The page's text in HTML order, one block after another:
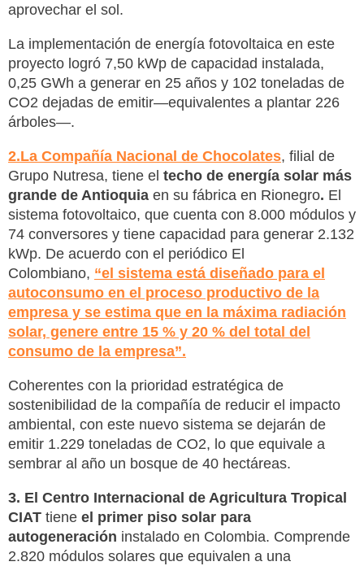
aprovechar el sol.
La implementación de energía fotovoltaica en este
proyecto logró 7,50 kWp de capacidad instalada,
0,25 GWh a generar en 25 años y 102 toneladas de
CO2 dejadas de emitir—equivalentes a plantar 226
árboles—.
2.La Compañía Nacional de Chocolates, filial de
Grupo Nutresa, tiene el techo de energía solar más
grande de Antioquia en su fábrica en Rionegro. El
sistema fotovoltaico, que cuenta con 8.000 módulos y
74 conversores y tiene capacidad para generar 2.132
kWp. De acuerdo con el periódico El
Colombiano, “el sistema está diseñado para el
autoconsumo en el proceso productivo de la
empresa y se estima que en la máxima radiación
solar, genere entre 15 % y 20 % del total del
consumo de la empresa”.
Coherentes con la prioridad estratégica de
sostenibilidad de la compañía de reducir el impacto
ambiental, con este nuevo sistema se dejarán de
emitir 1.229 toneladas de CO2, lo que equivale a
sembrar al año un bosque de 40 hectáreas.
3. El Centro Internacional de Agricultura Tropical
CIAT tiene el primer piso solar para
autogeneración instalado en Colombia. Comprende
2.820 módulos solares que equivalen a una